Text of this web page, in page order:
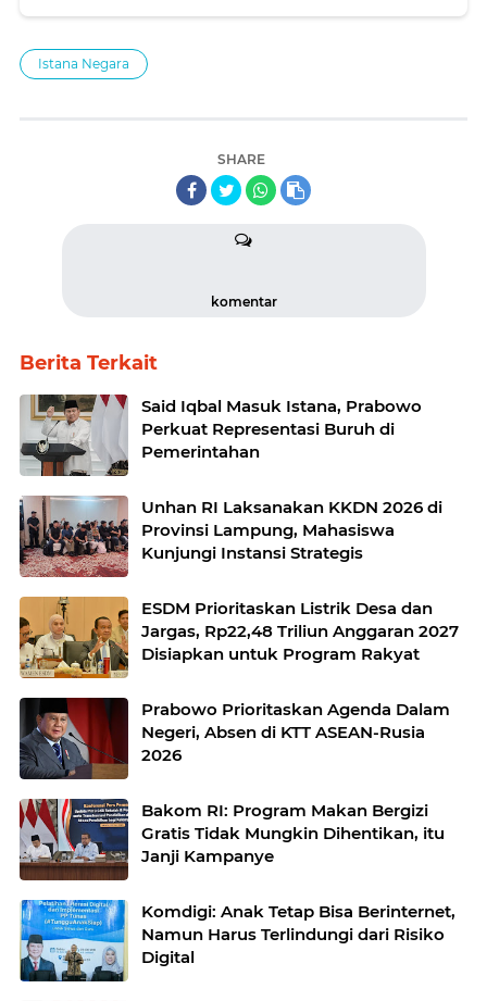
Istana Negara
SHARE
komentar
Berita Terkait
Said Iqbal Masuk Istana, Prabowo
Perkuat Representasi Buruh di
Pemerintahan
Unhan RI Laksanakan KKDN 2026 di
Provinsi Lampung, Mahasiswa
Kunjungi Instansi Strategis
ESDM Prioritaskan Listrik Desa dan
Jargas, Rp22,48 Triliun Anggaran 2027
Disiapkan untuk Program Rakyat
Prabowo Prioritaskan Agenda Dalam
Negeri, Absen di KTT ASEAN-Rusia
2026
Bakom RI: Program Makan Bergizi
Gratis Tidak Mungkin Dihentikan, itu
Janji Kampanye
Komdigi: Anak Tetap Bisa Berinternet,
Namun Harus Terlindungi dari Risiko
Digital